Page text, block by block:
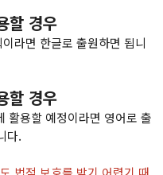
할 경우
라면 한글로 출원하면 됩니
할 경우
활용할 예정이라면 영어로 출
다.